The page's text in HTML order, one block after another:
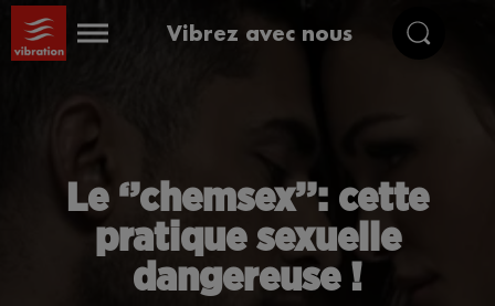
Vibrez avec nous
Le ‘’chemsex’’: cette
pratique sexuelle
dangereuse !